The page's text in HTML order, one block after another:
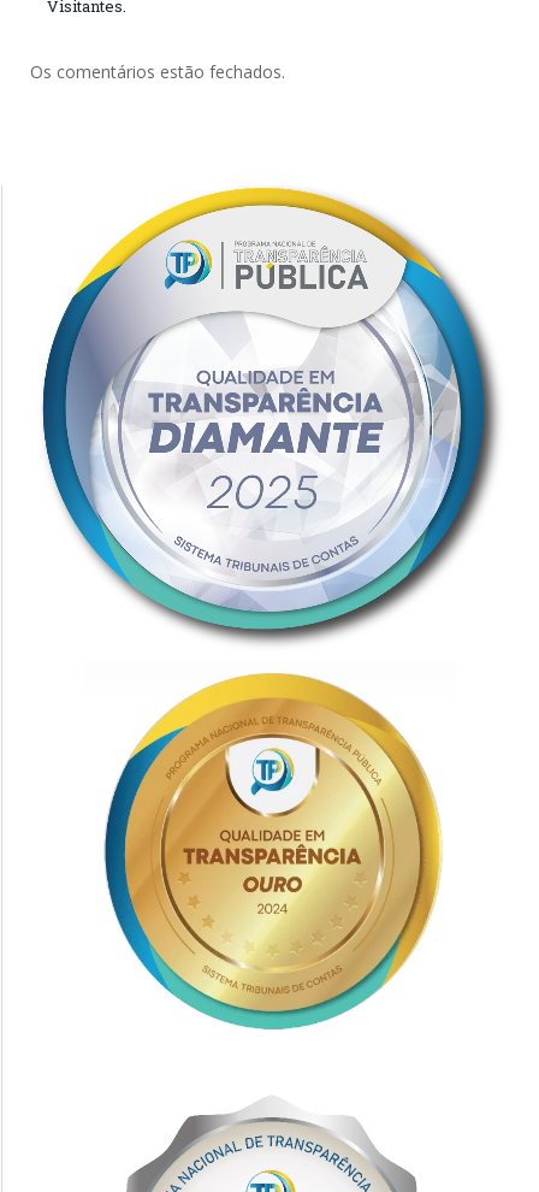
Visitantes.
Os comentários estão fechados.